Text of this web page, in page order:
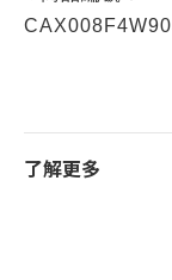
了解更多